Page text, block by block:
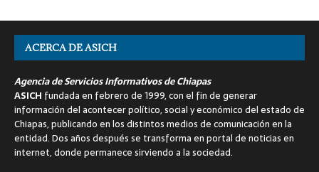
ACERCA DE ASICH
Agencia de Servicios Informativos de Chiapas
ASICH fundada en febrero de 1999, con el fin de generar
información del acontecer político, social y económico del estado de
Chiapas, publicando en los distintos medios de comunicación en la
entidad. Dos años después se transforma en portal de noticias en
internet, donde permanece sirviendo a la sociedad.